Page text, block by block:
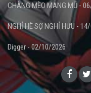
CHÀNG MÈO MANG MŨ -
NGHỈ HÈ SỢ NGHỈ HƯU -
Digger - 02/10/2026